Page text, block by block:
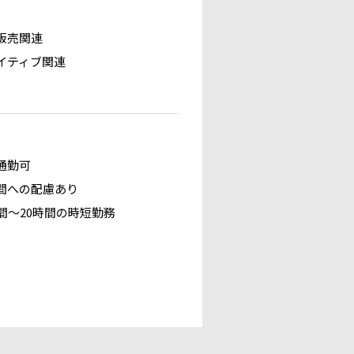
売関連
ティブ関連
勤可
への配慮あり
～20時間の時短勤務